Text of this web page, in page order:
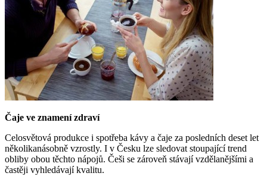
Čaje ve znamení zdraví
Celosvětová produkce i spotřeba kávy a čaje za posledních deset let
několikanásobně vzrostly. I v Česku lze sledovat stoupající trend
obliby obou těchto nápojů. Češi se zároveň stávají vzdělanějšími a
častěji vyhledávají kvalitu.